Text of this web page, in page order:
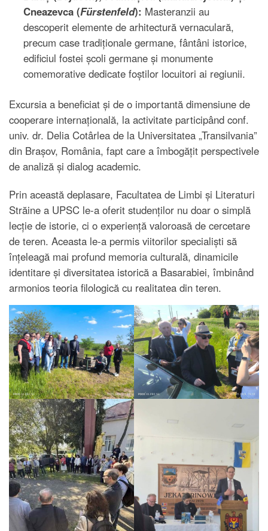
Cneazevca (Fürstenfeld): Masteranzii au
descoperit elemente de arhitectură vernaculară,
precum case tradiționale germane, fântâni istorice,
edificiul fostei școli germane și monumente
comemorative dedicate foștilor locuitori ai regiunii.
Excursia a beneficiat și de o importantă dimensiune de
cooperare internațională, la activitate participând conf.
univ. dr. Delia Cotârlea de la Universitatea „Transilvania”
din Brașov, România, fapt care a îmbogățit perspectivele
de analiză și dialog academic.
Prin această deplasare, Facultatea de Limbi și Literaturi
Străine a UPSC le-a oferit studenților nu doar o simplă
lecție de istorie, ci o experiență valoroasă de cercetare
de teren. Aceasta le-a permis viitorilor specialiști să
înțeleagă mai profund memoria culturală, dinamicile
identitare și diversitatea istorică a Basarabiei, îmbinând
armonios teoria filologică cu realitatea din teren.